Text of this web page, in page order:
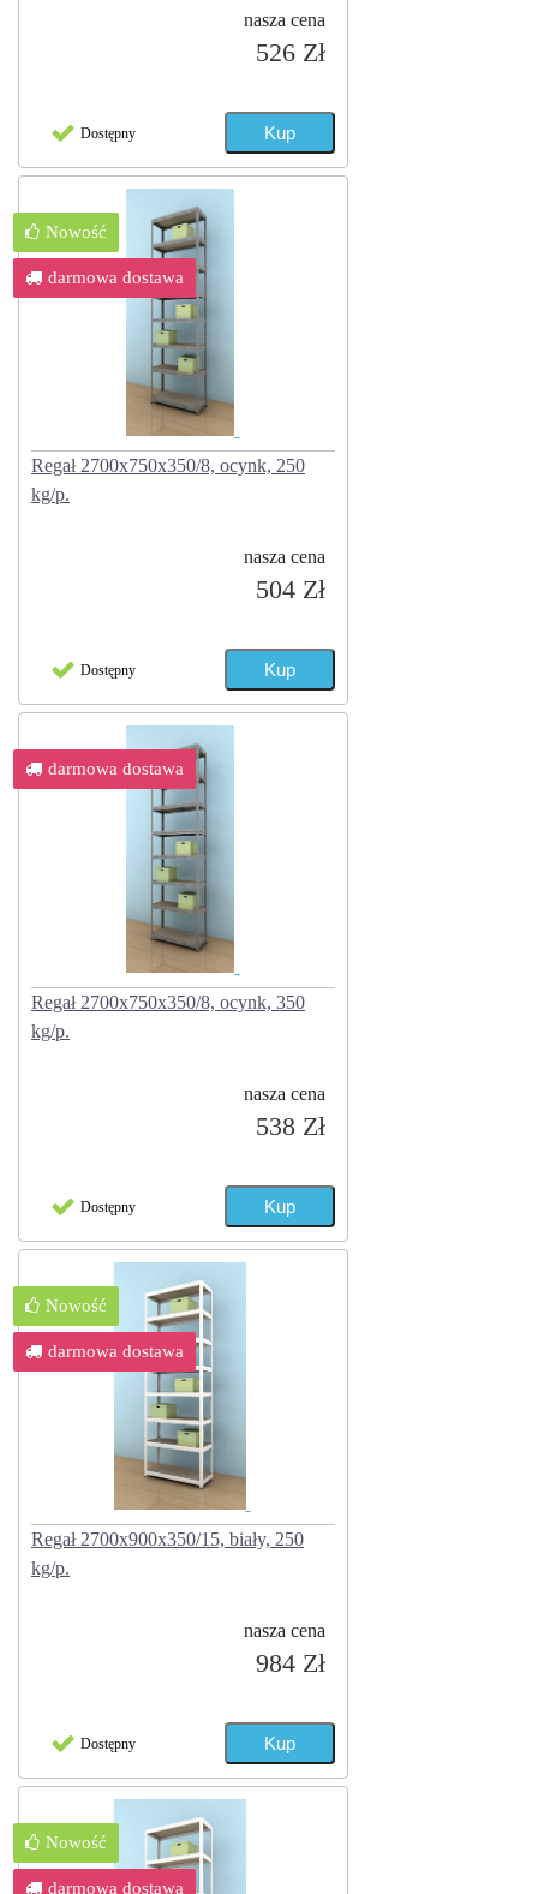
nasza cena
526 Zł
Dostępny
Regał 2700x750x350/8, ocynk, 250
kg/p.
nasza cena
504 Zł
Dostępny
Nowość
darmowa dostawa
Regał 2700x750x350/8, ocynk, 350
kg/p.
nasza cena
538 Zł
Dostępny
darmowa dostawa
Regał 2700x900x350/15, biały, 250
kg/p.
nasza cena
984 Zł
Dostępny
Nowość
darmowa dostawa
Nowość
darmowa dostawa